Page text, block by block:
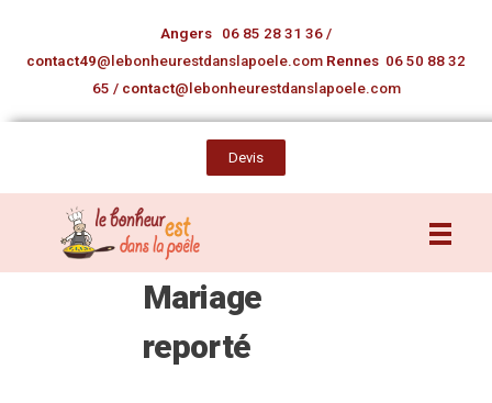
Angers 06 85 28 31 36 /
contact49@lebonheurestdanslapoele.com Rennes 06 50 88 32
65 / contact@lebonheurestdanslapoele.com
Devis
Mariage
reporté